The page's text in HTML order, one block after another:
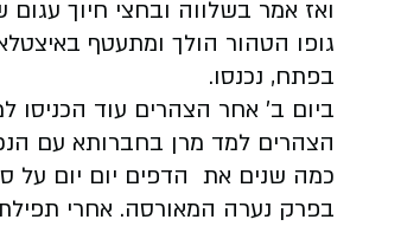
ואז אמר בשלווה ובחצי חיוך
גופו הטהור הולך ומתעטף
בפתח, נכנסו.
ביום ב' אחר הצהרים עוד הכניסו
הצהרים למד מרן בחברותא עם
כמה שנים את הדפים יום יום על
בפרק נערה המאורסה. אחרי